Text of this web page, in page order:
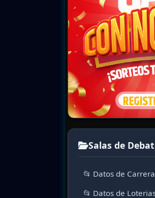
Salas de
📂 Datos de
📂 Datos de